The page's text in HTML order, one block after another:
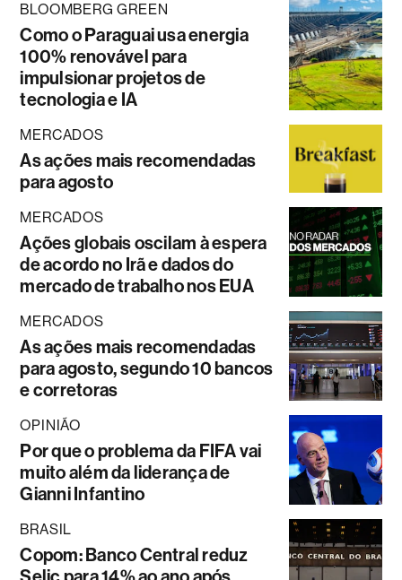
BLOOMBERG GREEN
Como o Paraguai usa energia
100% renovável para
impulsionar projetos de
tecnologia e IA
MERCADOS
As ações mais recomendadas
para agosto
MERCADOS
Ações globais oscilam à espera
de acordo no Irã e dados do
mercado de trabalho nos EUA
MERCADOS
As ações mais recomendadas
para agosto, segundo 10 bancos
e corretoras
OPINIÃO
Por que o problema da FIFA vai
muito além da liderança de
Gianni Infantino
BRASIL
Copom: Banco Central reduz